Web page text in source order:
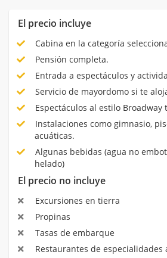
El precio incluye
Cabina en la categoría
Pensión completa.
Entrada a espectáculos y
Servicio de mayordomo si te
Espectáculos al estilo Broadway
Instalaciones como gimnasio,
acuáticas.
Algunas bebidas (agua no
helado)
El precio no incluye
Excursiones en tierra
Propinas
Tasas de embarque
Restaurantes de especialidades